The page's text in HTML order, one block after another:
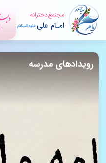
رویدادهای مدرسه